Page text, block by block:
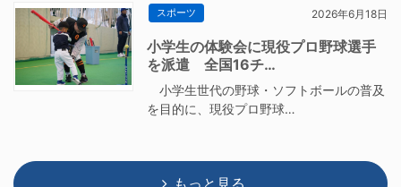
スポーツ 2026年6月18日
小学生の体験会に現役プロ野球選手
を派遣 全国16チ…
小学生世代の野球・ソフトボールの普及
を目的に、現役プロ野球…